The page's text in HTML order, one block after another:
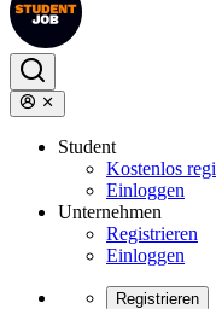
Student
Kostenlos
Einloggen
Unternehmen
Registrieren
Einloggen
Registrieren